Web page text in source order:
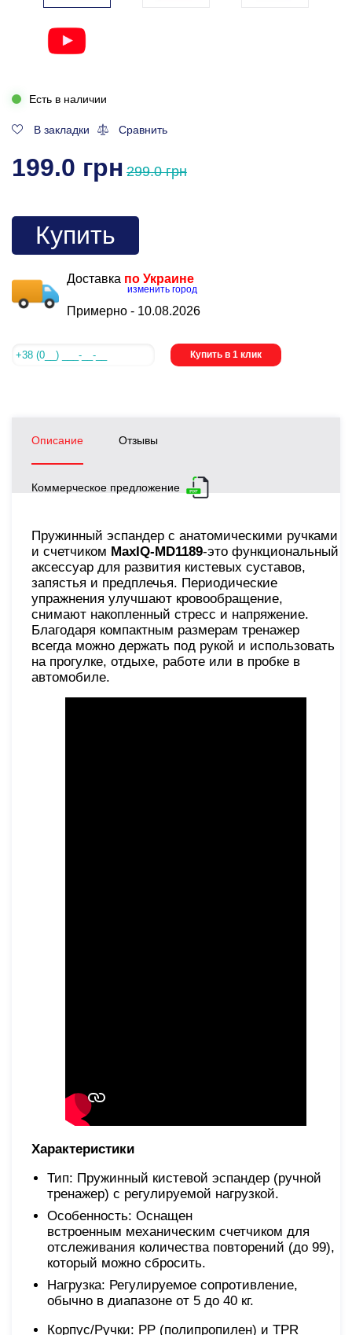
Есть в наличии
В закладки Сравнить
199.0 грн 299.0 грн
Купить
Доставка по Украине
изменить город
Примерно - 10.08.2026
Купить в 1 клик
Описание Отзывы
Коммерческое предложение
Пружинный эспандер с анатомическими ручками
и счетчиком MaxIQ-MD1189-это функциональный
аксессуар для развития кистевых суставов,
запястья и предплечья. Периодические
упражнения улучшают кровообращение,
снимают накопленный стресс и напряжение.
Благодаря компактным размерам тренажер
всегда можно держать под рукой и использовать
на прогулке, отдыхе, работе или в пробке в
автомобиле.
Характеристики
Тип: Пружинный кистевой эспандер (ручной
тренажер) с регулируемой нагрузкой.
Особенность: Оснащен
встроенным механическим счетчиком для
отслеживания количества повторений (до 99),
который можно сбросить.
Нагрузка: Регулируемое сопротивление,
обычно в диапазоне от 5 до 40 кг.
Корпус/Ручки: PP (полипропилен) и TPR